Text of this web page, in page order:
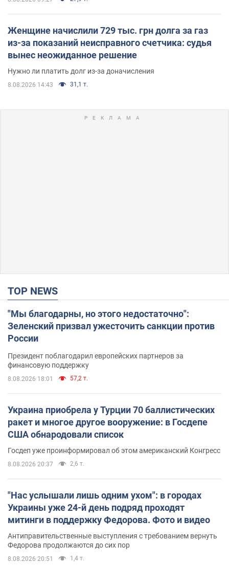
Женщине начислили 729 тыс. грн долга за газ
из-за показаний неисправного счетчика: судья
вынес неожиданное решение
Нужно ли платить долг из-за доначисления
8.08.2026 14:43 31,1 т.
TOP NEWS
"Мы благодарны, но этого недостаточно":
Зеленский призвал ужесточить санкции против
России
Президент поблагодарил европейских партнеров за
финансовую поддержку
8.08.2026 18:01 57,2 т.
Украина приобрела у Турции 70 баллистических
ракет и многое другое вооружение: в Госдепе
США обнародовали список
Госдеп уже проинформировал об этом американский Конгресс
8.08.2026 20:37 2,6 т.
"Нас услышали лишь одним ухом": в городах
Украины уже 24-й день подряд проходят
митинги в поддержку Федорова. Фото и видео
Антиправительственные выступления с требованием вернуть
Федорова продолжаются до сих пор
8.08.2026 20:51 1,4 т.